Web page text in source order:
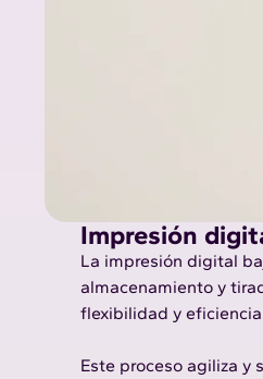
Impresión
La impresión digital
almacenamiento y
flexibilidad y
Este proceso agiliza y